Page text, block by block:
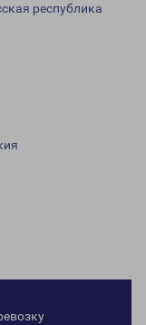
республика